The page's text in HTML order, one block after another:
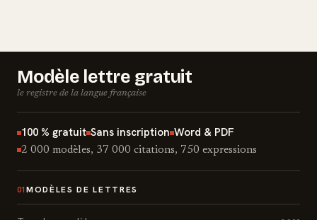
Modèle lettre gratuit
le registre de la langue française
100 % gratuit Sans inscription Word & PDF
2 000 modèles, 37 000 citations, 750 expressions
01 MODÈLES DE LETTRES